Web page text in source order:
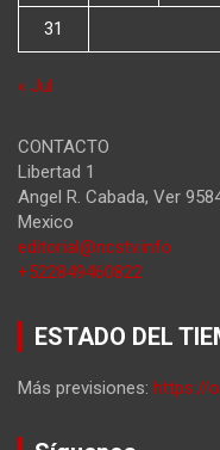
31
« Jul
CONTACTO
Libertad 1
Angel R. Cabada, Ver
Mexico
editorial@ncstv.info
+522849460822
ESTADO DEL
Más previsiones: https://